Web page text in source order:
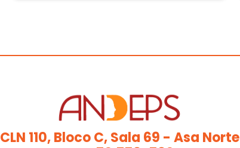
CLN 110, Bloco C, Sala 69 - Asa Norte